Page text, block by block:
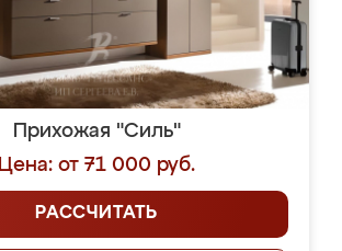
Прихожая "Силь"
Цена: от 71 000 руб.
РАССЧИТАТЬ